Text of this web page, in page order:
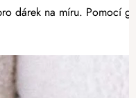
dárek na míru. Pomocí